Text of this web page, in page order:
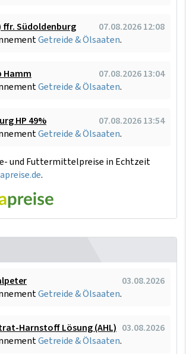
ffr. Südoldenburg
07.08.2026 12:08
Getreide & Ölsaaten.
Hamm
07.08.2026 13:04
Getreide & Ölsaaten.
HP 49%
07.08.2026 13:54
Getreide & Ölsaaten.
und Futtermittelpreise in Echtzeit
.
03.08.2026
Getreide & Ölsaaten.
Harnstoff Lösung (AHL) 03.08.2026
Getreide & Ölsaaten.